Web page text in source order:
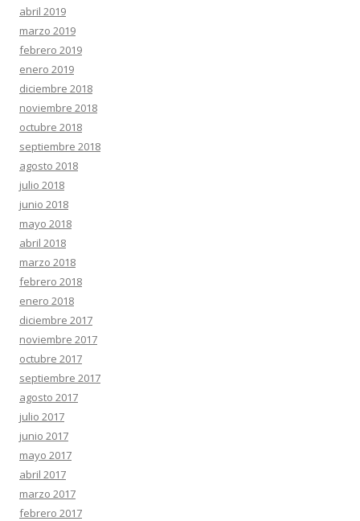
abril 2019
marzo 2019
febrero 2019
enero 2019
diciembre 2018
noviembre 2018
octubre 2018
septiembre 2018
agosto 2018
julio 2018
junio 2018
mayo 2018
abril 2018
marzo 2018
febrero 2018
enero 2018
diciembre 2017
noviembre 2017
octubre 2017
septiembre 2017
agosto 2017
julio 2017
junio 2017
mayo 2017
abril 2017
marzo 2017
febrero 2017